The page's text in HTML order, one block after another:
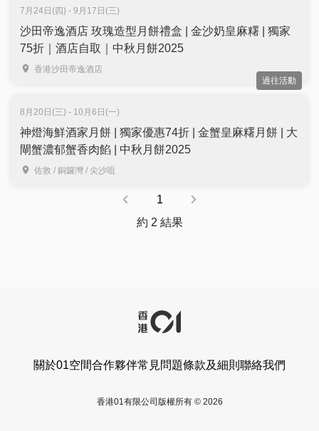
7月24日(四) - 9月17日(三)
沙田帝逸酒店 玫瑰造型月餅禮盒 | 金沙奶皇麻糬 | 獨家
75折｜酒店自取｜中秋月餅2025
香港沙田帝逸酒店
過往活動
8月20日(三) - 10月6日(一)
神燈海鮮酒家月餅 | 獨家優惠74折 | 金蟹皇麻糬月餅 | 大
閘蟹濃郁蟹香肉餡 | 中秋月餅2025
佐敦 / 銅鑼灣 / 尖沙咀
1
約 2 結果
關於01空間合作夥伴常見問題條款及細則 聯絡我們
香港01有限公司版權所有 © 2026